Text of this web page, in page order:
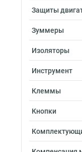
Защиты
Зуммеры
Изоляторы
Инструмент
Клеммы
Кнопки